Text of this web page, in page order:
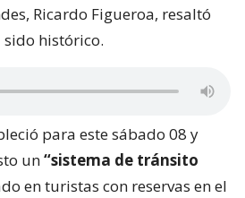
Ricardo Figueroa, resaltó
sido histórico.
para este sábado 08 y
un“sistema de tránsito
en turistas con reservas en el